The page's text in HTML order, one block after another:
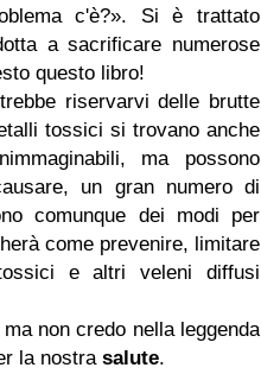
c'è?». Si è trattato
a sacrificare numerose
questo libro!
riservarvi delle brutte
tossici si trovano anche
ma possono
un gran numero di
comunque dei modi per
come prevenire, limitare
e altri veleni diffusi
non credo nella leggenda
la nostrasalute.